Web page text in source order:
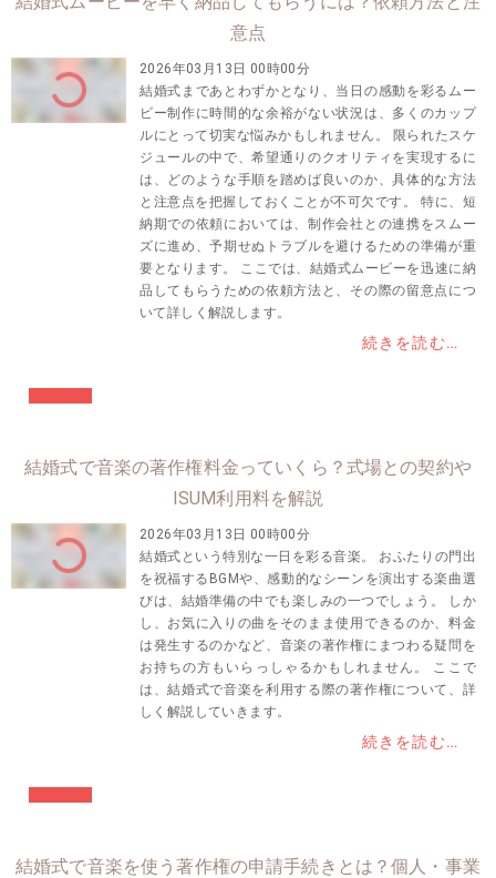
意点
2026年03月13日 00時00分
結婚式まであとわずかとなり、当日の感動を彩るムー
ビー制作に時間的な余裕がない状況は、多くのカップ
ルにとって切実な悩みかもしれません。 限られたスケ
ジュールの中で、希望通りのクオリティを実現するに
は、どのような手順を踏めば良いのか、具体的な方法
と注意点を把握しておくことが不可欠です。 特に、短
納期での依頼においては、制作会社との連携をスムー
ズに進め、予期せぬトラブルを避けるための準備が重
要となります。 ここでは、結婚式ムービーを迅速に納
品してもらうための依頼方法と、その際の留意点につ
いて詳しく解説します。
続きを読む…
結婚式で音楽の著作権料金っていくら？式場との契約や
ISUM利用料を解説
2026年03月13日 00時00分
結婚式という特別な一日を彩る音楽。 おふたりの門出
を祝福するBGMや、感動的なシーンを演出する楽曲選
びは、結婚準備の中でも楽しみの一つでしょう。 しか
し、お気に入りの曲をそのまま使用できるのか、料金
は発生するのかなど、音楽の著作権にまつわる疑問を
お持ちの方もいらっしゃるかもしれません。 ここで
は、結婚式で音楽を利用する際の著作権について、詳
しく解説していきます。
続きを読む…
結婚式で音楽を使う著作権の申請手続きとは？個人・事業